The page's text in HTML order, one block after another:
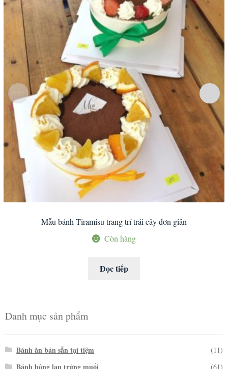
Mẫu bánh Tiramisu trang trí trái cây đơn giản
Còn hàng
Đọc tiếp
Danh mục sản phẩm
Bánh ăn bán sẵn tại tiệm (11)
Bánh bông lan trứng muối (61)